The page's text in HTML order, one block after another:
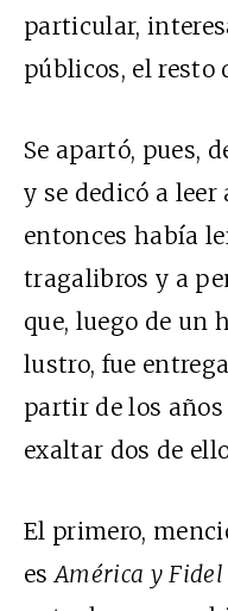
particular,
públicos, el resto
Se apartó, pues,
y se dedicó a
entonces había
tragalibros y a
que, luego de un
lustro, fue
partir de los
exaltar dos de
El primero,
esAmérica y Fidel